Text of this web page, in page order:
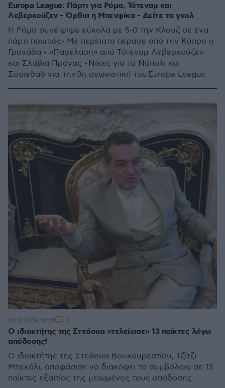
Europa League: Πάρτι για Ρόμα, Τότεναμ και
Λεβερκούζεν - Όρθια η Μπενφίκα - Δείτε τα γκολ
Η Ρόμα συνέτριψε εύκολα με 5-0 την Κλουζ σε ένα
πάρτι πρωτιάς- Με περίπατο πέρασε από την Κύπρο η
Γρανάδα - «Παρέλαση» από Τότεναμ Λεβερκούζεν
και Σλάβια Πράγας - Νίκες για τα Νάπολι και
Σοσιεδάδ για την 3η αγωνιστική του Europa League
Ο ιδιοκτήτης της Στεάουα «τελείωσε» 13 παίκτες λόγω
απόδοσης!
O ιδιοκτήτης της Στεάουα Βουκουρεστίου, Τζίτζι
Μπεκάλι, αποφάσισε να διακόψει τα συμβόλαια σε 13
παίκτες εξαιτίας της μειωμένης τους απόδοσης
04.12.2019, 16:25 6